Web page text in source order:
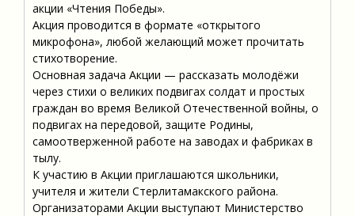
акции «Чтения Победы».
Акция проводится в формате «открытого
микрофона», любой желающий может прочитать
стихотворение.
Основная задача Акции — рассказать молодёжи
через стихи о великих подвигах солдат и простых
граждан во время Великой Отечественной войны, о
подвигах на передовой, защите Родины,
самоотверженной работе на заводах и фабриках в
тылу.
К участию в Акции приглашаются школьники,
учителя и жители Стерлитамакского района.
Организаторами Акции выступают Министерство